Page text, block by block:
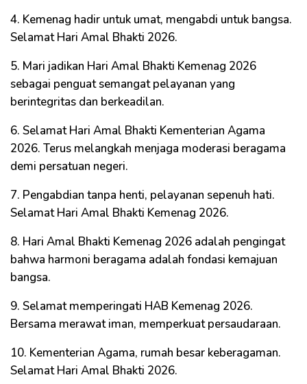
4. Kemenag hadir untuk umat, mengabdi untuk bangsa.
Selamat Hari Amal Bhakti 2026.
5. Mari jadikan Hari Amal Bhakti Kemenag 2026
sebagai penguat semangat pelayanan yang
berintegritas dan berkeadilan.
6. Selamat Hari Amal Bhakti Kementerian Agama
2026. Terus melangkah menjaga moderasi beragama
demi persatuan negeri.
7. Pengabdian tanpa henti, pelayanan sepenuh hati.
Selamat Hari Amal Bhakti Kemenag 2026.
8. Hari Amal Bhakti Kemenag 2026 adalah pengingat
bahwa harmoni beragama adalah fondasi kemajuan
bangsa.
9. Selamat memperingati HAB Kemenag 2026.
Bersama merawat iman, memperkuat persaudaraan.
10. Kementerian Agama, rumah besar keberagaman.
Selamat Hari Amal Bhakti 2026.